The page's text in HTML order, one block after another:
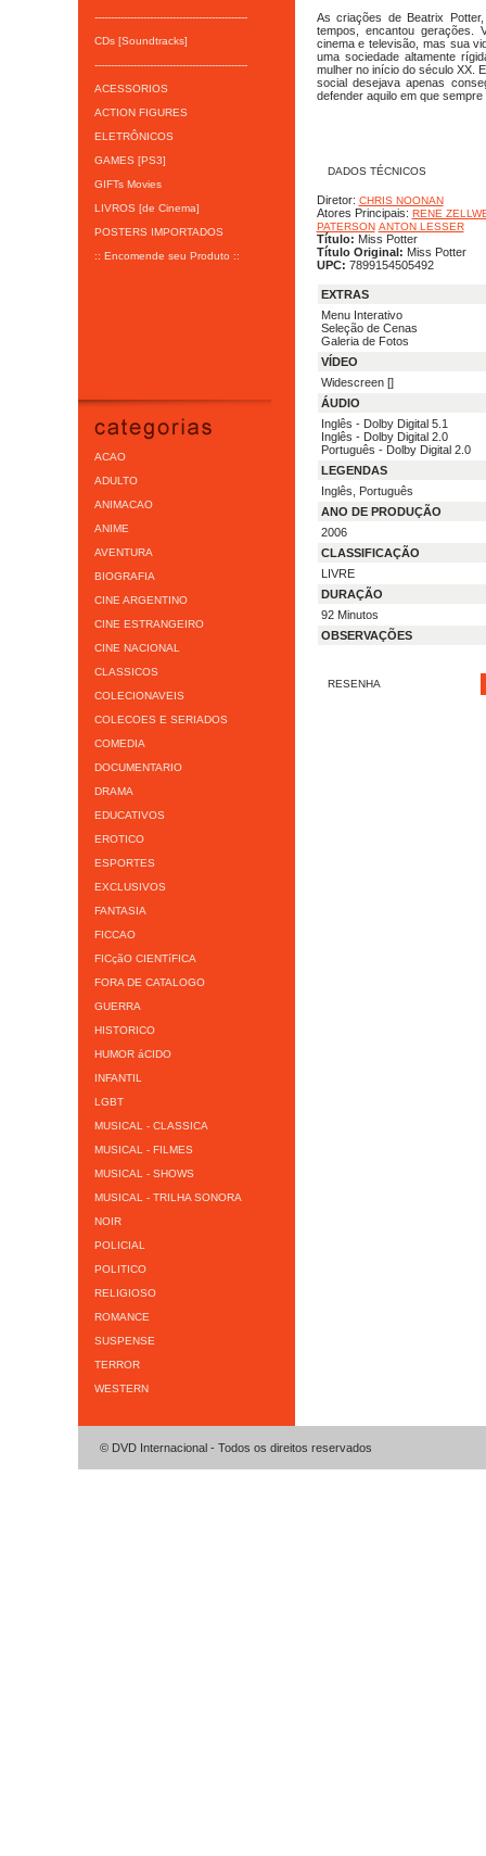
-----------------------------------------------
CDs [Soundtracks]
-----------------------------------------------
ACESSORIOS
ACTION FIGURES
ELETRÔNICOS
GAMES [PS3]
GIFTs Movies
LIVROS [de Cinema]
POSTERS IMPORTADOS
:: Encomende seu Produto ::
ACAO
ADULTO
ANIMACAO
ANIME
AVENTURA
BIOGRAFIA
CINE ARGENTINO
CINE ESTRANGEIRO
CINE NACIONAL
CLASSICOS
COLECIONAVEIS
COLECOES E SERIADOS
COMEDIA
DOCUMENTARIO
DRAMA
EDUCATIVOS
EROTICO
ESPORTES
EXCLUSIVOS
FANTASIA
FICCAO
FICçãO CIENTíFICA
FORA DE CATALOGO
GUERRA
HISTORICO
HUMOR áCIDO
INFANTIL
LGBT
MUSICAL - CLASSICA
MUSICAL - FILMES
MUSICAL - SHOWS
MUSICAL - TRILHA SONORA
NOIR
POLICIAL
POLITICO
RELIGIOSO
ROMANCE
SUSPENSE
TERROR
WESTERN
As criações de Beatrix
tempos, encantou gerações.
cinema e televisão, mas sua
uma sociedade altamente
mulher no início do século XX.
social desejava apenas
defender aquilo em que sempre
DADOS TÉCNICOS
Diretor: CHRIS NOONAN
Atores Principais: RENE
PATERSON ANTON LESSER
Título: Miss Potter
Título Original: Miss Potter
UPC: 7899154505492
EXTRAS
Menu Interativo
Seleção de Cenas
Galeria de Fotos
VÍDEO
Widescreen []
ÁUDIO
Inglês - Dolby Digital 5.1
Inglês - Dolby Digital 2.0
Português - Dolby Digital 2.0
LEGENDAS
Inglês, Português
ANO DE PRODUÇÃO
2006
CLASSIFICAÇÃO
LIVRE
DURAÇÃO
92 Minutos
OBSERVAÇÕES
RESENHA
© DVD Internacional - Todos os direitos reservados